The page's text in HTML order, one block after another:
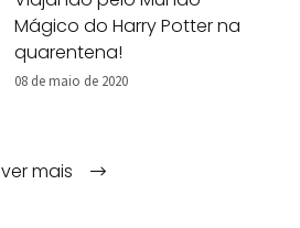
Mágico do Harry Potter na
quarentena!
08 de maio de 2020
ver mais